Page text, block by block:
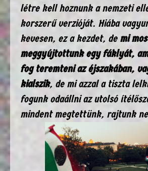
létre kell hoznunk a nemzeti
korszerű verzióját. Hiába
kevesen, ez a kezdet, de mi
meggyújtottunk egy fáklyát,
fog teremteni az éjszakában,
kialszik, de mi azzal a tiszta
fogunk odaállni az utolsó
mindent megtettünk, rajtunk